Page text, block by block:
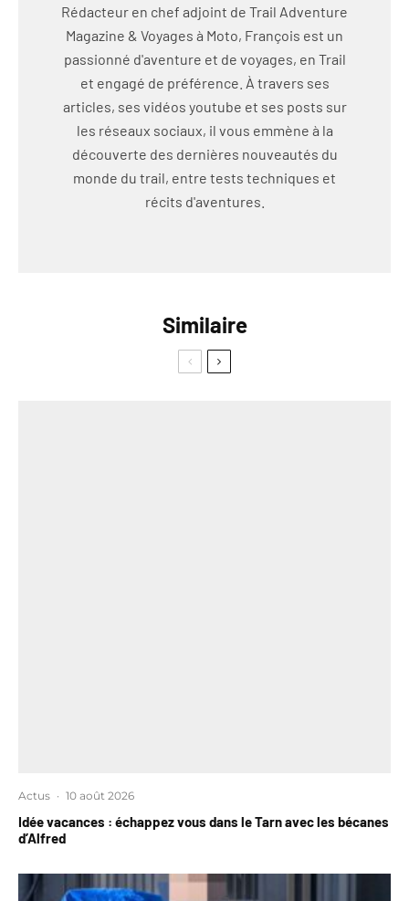
Rédacteur en chef adjoint de Trail Adventure
Magazine & Voyages à Moto, François est un
passionné d'aventure et de voyages, en Trail
et engagé de préférence. À travers ses
articles, ses vidéos youtube et ses posts sur
les réseaux sociaux, il vous emmène à la
découverte des dernières nouveautés du
monde du trail, entre tests techniques et
récits d'aventures.
Similaire
Actus · 10 août 2026
Idée vacances : échappez vous dans le Tarn avec les bécanes
d’Alfred